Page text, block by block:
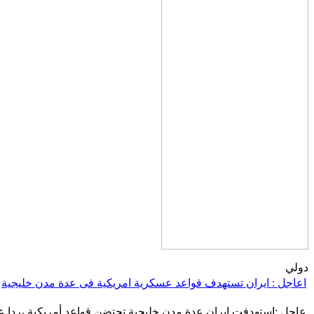
دولي
اعاجل : ايران تستهدف قواعد عسكرية امريكية فى عدة مدن خليجية
عاجل :استهدفت إيران عدة مدن خليجية تحتضن قواعد أمريكية ،ردا